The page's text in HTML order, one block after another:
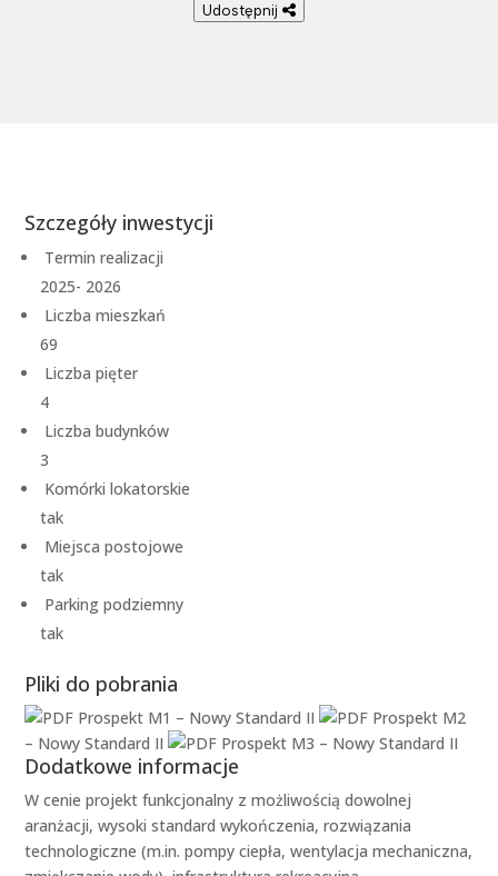
Udostępnij
Szczegóły inwestycji
Termin realizacji
2025- 2026
Liczba mieszkań
69
Liczba pięter
4
Liczba budynków
3
Komórki lokatorskie
tak
Miejsca postojowe
tak
Parking podziemny
tak
Pliki do pobrania
Prospekt M1 – Nowy Standard II
Prospekt M2
– Nowy Standard II
Prospekt M3 – Nowy Standard II
Dodatkowe informacje
W cenie projekt funkcjonalny z możliwością dowolnej
aranżacji, wysoki standard wykończenia, rozwiązania
technologiczne (m.in. pompy ciepła, wentylacja mechaniczna,